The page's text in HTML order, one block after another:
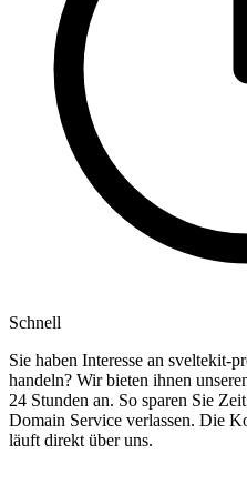
Schnell
Sie haben Interesse an sveltekit-
handeln? Wir bieten ihnen
24 Stunden an. So sparen Sie
Domain Service verlassen. Die
läuft direkt über uns.